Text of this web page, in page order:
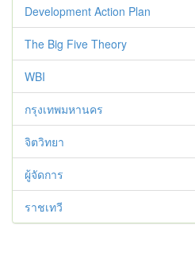
Development Action Plan
The Big Five Theory
WBI
กรุงเทพมหานคร
จิตวิทยา
ผู้จัดการ
ราชเทวี